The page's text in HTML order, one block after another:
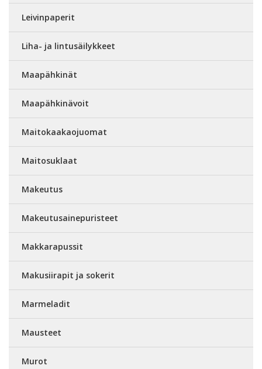
Leivinpaperit
Liha- ja lintusäilykkeet
Maapähkinät
Maapähkinävoit
Maitokaakaojuomat
Maitosuklaat
Makeutus
Makeutusainepuristeet
Makkarapussit
Makusiirapit ja sokerit
Marmeladit
Mausteet
Murot